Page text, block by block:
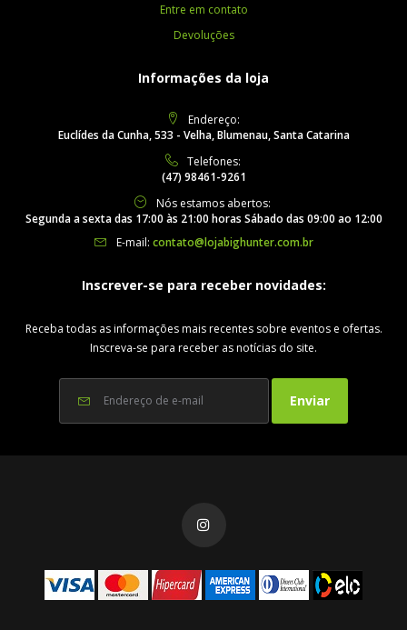
Entre em contato
Devoluções
Informações da loja
Endereço:
Euclídes da Cunha, 533 - Velha, Blumenau, Santa Catarina
Telefones:
(47) 98461-9261
Nós estamos abertos:
Segunda a sexta das 17:00 às 21:00 horas Sábado das 09:00 ao 12:00
E-mail: contato@lojabighunter.com.br
Inscrever-se para receber novidades:
Receba todas as informações mais recentes sobre eventos e ofertas.
Inscreva-se para receber as notícias do site.
Enviar